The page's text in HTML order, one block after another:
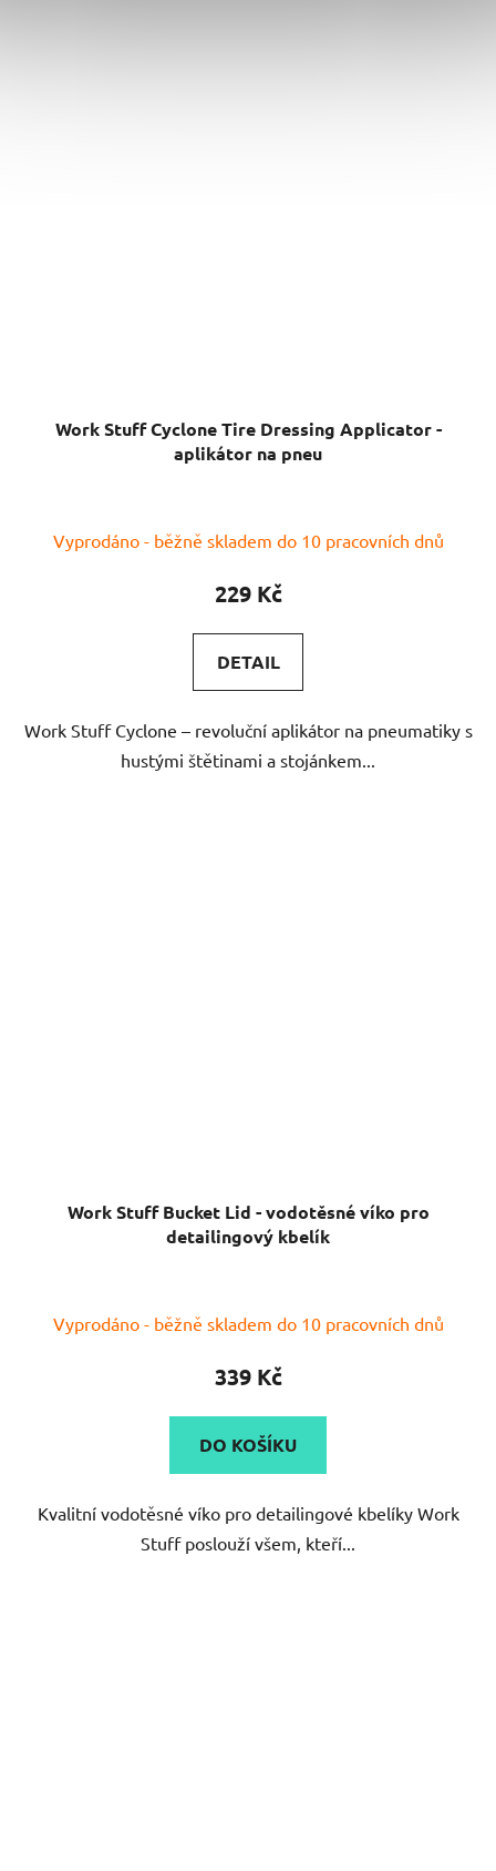
Work Stuff Cyclone Tire Dressing Applicator -
aplikátor na pneu
Vyprodáno - běžně skladem do 10 pracovních dnů
229 Kč
DETAIL
Work Stuff Cyclone – revoluční aplikátor na pneumatiky s
hustými štětinami a stojánkem...
Work Stuff Bucket Lid - vodotěsné víko pro
detailingový kbelík
Vyprodáno - běžně skladem do 10 pracovních dnů
339 Kč
DO KOŠÍKU
Kvalitní vodotěsné víko pro detailingové kbelíky Work
Stuff poslouží všem, kteří...